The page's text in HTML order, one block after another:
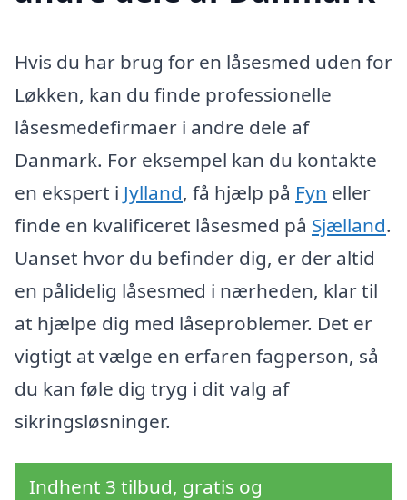
Hvis du har brug for en låsesmed uden for
Løkken, kan du finde professionelle
låsesmedefirmaer i andre dele af
Danmark. For eksempel kan du kontakte
en ekspert i Jylland, få hjælp på Fyn eller
finde en kvalificeret låsesmed på Sjælland.
Uanset hvor du befinder dig, er der altid
en pålidelig låsesmed i nærheden, klar til
at hjælpe dig med låseproblemer. Det er
vigtigt at vælge en erfaren fagperson, så
du kan føle dig tryg i dit valg af
sikringsløsninger.
Indhent 3 tilbud, gratis og